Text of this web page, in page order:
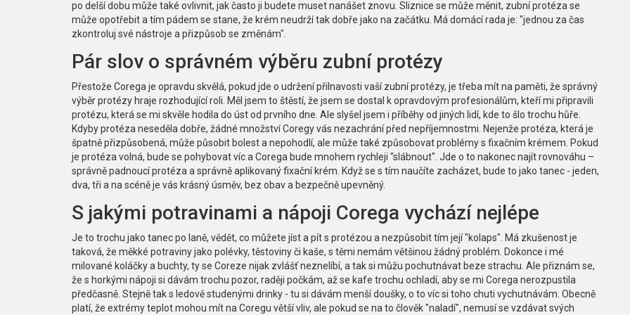
po delší dobu může také ovlivnit, jak často ji budete muset nanášet znovu. Sliznice se může měnit, zubní protéza se
může opotřebit a tím pádem se stane, že krém neudrží tak dobře jako na začátku. Má domácí rada je: "jednou za čas
zkontroluj své nástroje a přizpůsob se změnám".
Pár slov o správném výběru zubní protézy
Přestože Corega je opravdu skvělá, pokud jde o udržení přilnavosti vaší zubní protézy, je třeba mít na paměti, že správný
výběr protézy hraje rozhodující roli. Měl jsem to štěstí, že jsem se dostal k opravdovým profesionálům, kteří mi připravili
protézu, která se mi skvěle hodila do úst od prvního dne. Ale slyšel jsem i příběhy od jiných lidí, kde to šlo trochu hůře.
Kdyby protéza neseděla dobře, žádné množství Coregy vás nezachrání před nepříjemnostmi. Nejenže protéza, která je
špatně přizpůsobená, může působit bolest a nepohodlí, ale může také způsobovat problémy s fixačním krémem. Pokud
je protéza volná, bude se pohybovat víc a Corega bude mnohem rychleji "slábnout". Jde o to nakonec najít rovnováhu –
správně padnoucí protéza a správně aplikovaný fixační krém. Když se s tím naučíte zacházet, bude to jako tanec - jeden,
dva, tři a na scéně je vás krásný úsměv, bez obav a bezpečně upevněný.
S jakými potravinami a nápoji Corega vychází nejlépe
Je to trochu jako tanec po laně, vědět, co můžete jíst a pít s protézou a nezpůsobit tím její "kolaps". Má zkušenost je
taková, že měkké potraviny jako polévky, těstoviny či kaše, s těmi nemám většinou žádný problém. Dokonce i mé
milované koláčky a buchty, ty se Coreze nijak zvlášť neznelíbí, a tak si můžu pochutnávat beze strachu. Ale přiznám se,
že s horkými nápoji si dávám trochu pozor, raději počkám, až se kafe trochu ochladí, aby se mi Corega nerozpustila
předčasně. Stejně tak s ledově studenými drinky - tu si dávám menší doušky, o to víc si toho chuti vychutnávám. Obecně
platí, že extrémy teplot mohou mít na Coregu větší vliv, ale pokud se na to člověk "naladí", nemusí se vzdávat svých